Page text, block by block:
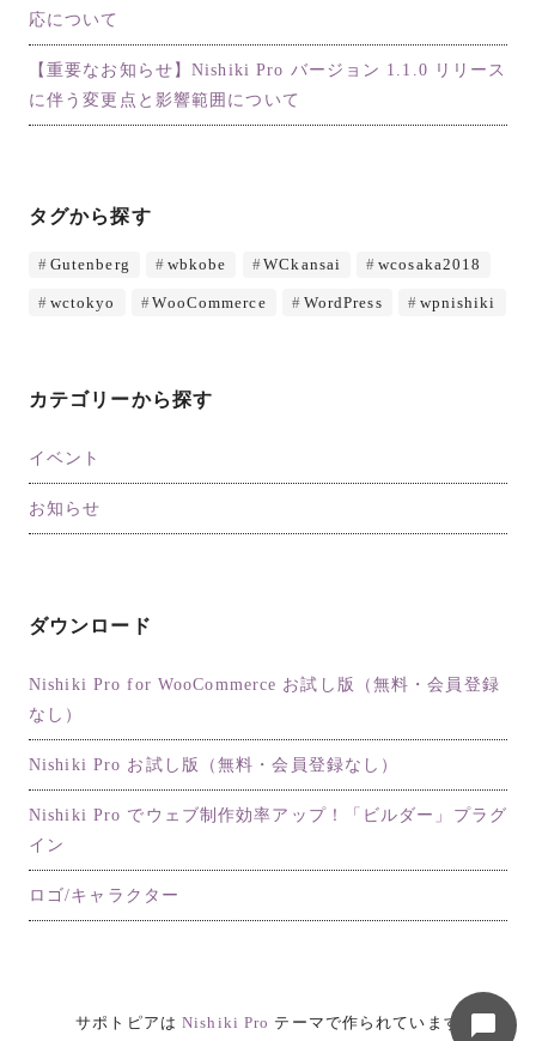
応について
【重要なお知らせ】Nishiki Pro バージョン 1.1.0 リリース
に伴う変更点と影響範囲について
タグから探す
Gutenberg wbkobe WCkansai wcosaka2018
wctokyo WooCommerce WordPress wpnishiki
カテゴリーから探す
イベント
お知らせ
ダウンロード
Nishiki Pro for WooCommerce お試し版（無料・会員登録
なし）
Nishiki Pro お試し版（無料・会員登録なし）
Nishiki Pro でウェブ制作効率アップ！「ビルダー」プラグ
イン
ロゴ/キャラクター
サポトピアはNishiki Pro テーマで作られています
マニュアル検索
お気軽に入力してください
ことを入力すると、関連する記事をご紹介し